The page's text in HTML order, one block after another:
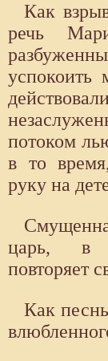
Как
речь
успокоить
потоком
в то
руку на
царь, в
повторяет
Как